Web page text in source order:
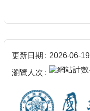
更新日期 2026-06-19
瀏覽人次